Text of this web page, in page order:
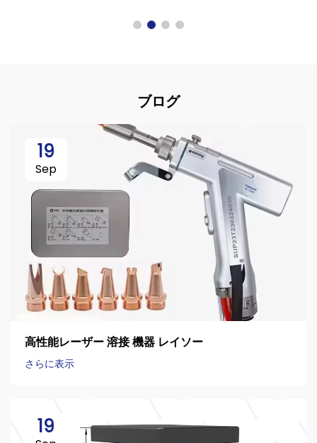
ブログ
19
Sep
高性能レーザー 溶接 機器 レイソー
さらに表示
19